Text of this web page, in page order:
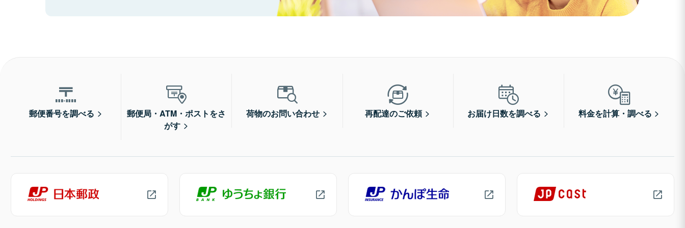
郵便番号を調べる
郵便局・ATM・ポストをさ
がす
荷物のお問い合わせ 再配達のご依頼 お届け日数を調べる 料金を計算・調べる